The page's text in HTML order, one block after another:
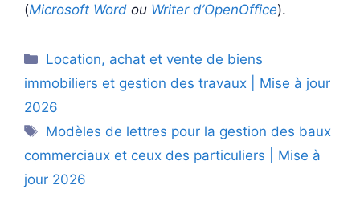
(Microsoft Word ou Writer d’OpenOffice).
Catégories
Location, achat et vente de biens
immobiliers et gestion des travaux | Mise à jour
2026
Étiquettes
Modèles de lettres pour la gestion des baux
commerciaux et ceux des particuliers | Mise à
jour 2026